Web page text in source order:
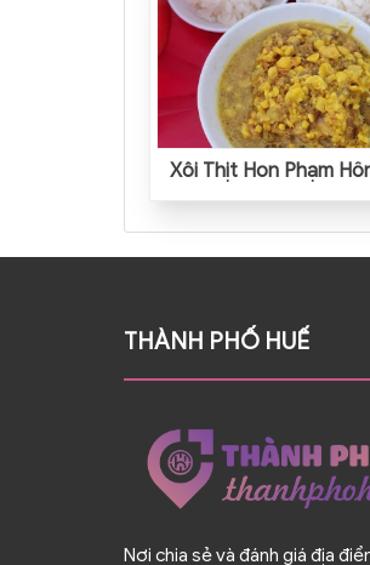
Xôi Thịt Hon Phạm
THÀNH PHỐ HUẾ
Nơi chia sẻ và đánh giá địa